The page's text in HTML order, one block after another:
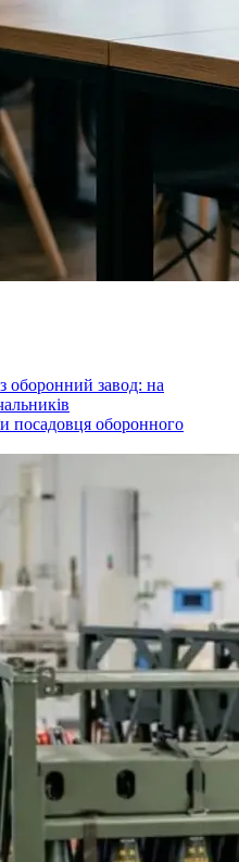
оборонний завод: на
посадовця оборонного